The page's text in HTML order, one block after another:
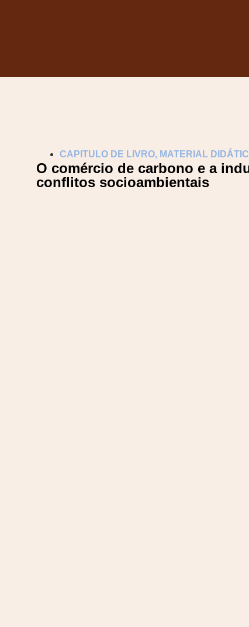
CAPITULO DE LIVRO, MATERIAL
O comércio de carbono e a
conflitos socioambientais